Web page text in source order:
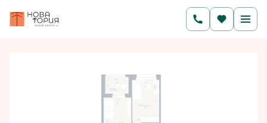
2-комнатная Цена по запросу
Ипотекаот 34 379 руб./мес.